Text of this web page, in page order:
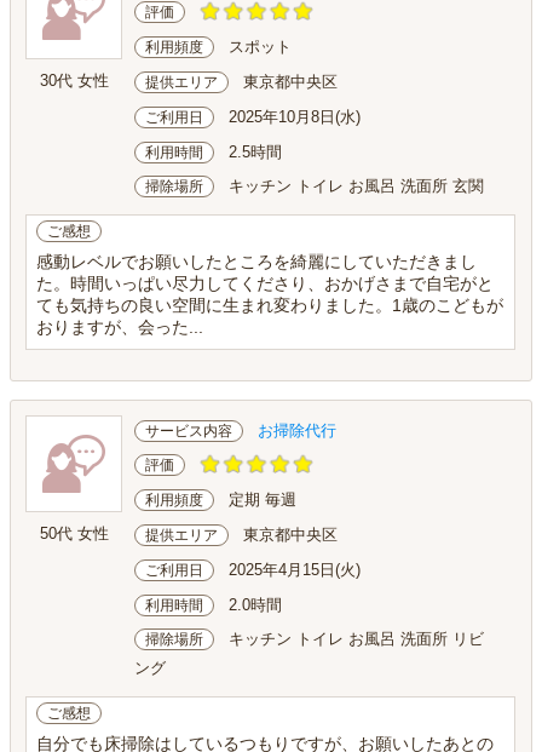
30代 女性
評価
利用頻度 スポット
提供エリア 東京都中央区
ご利用日 2025年10月8日(水)
利用時間 2.5時間
掃除場所 キッチン トイレ お風呂 洗面所 玄関
ご感想
感動レベルでお願いしたところを綺麗にしていただきまし
た。時間いっぱい尽力してくださり、おかげさまで自宅がと
ても気持ちの良い空間に生まれ変わりました。1歳のこどもが
おりますが、会った...
50代 女性
サービス内容 お掃除代行
評価
利用頻度 定期 毎週
提供エリア 東京都中央区
ご利用日 2025年4月15日(火)
利用時間 2.0時間
掃除場所
キッチン トイレ お風呂 洗面所 リビ
ング
ご感想
自分でも床掃除はしているつもりですが、お願いしたあとの